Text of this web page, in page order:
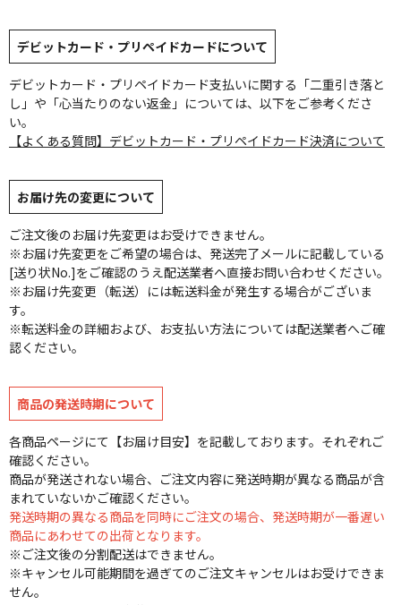
デビットカード・プリペイドカードについて
デビットカード・プリペイドカード支払いに関する「二重引き落と
し」や「心当たりのない返金」については、以下をご参考くださ
い。
【よくある質問】デビットカード・プリペイドカード決済について
お届け先の変更について
ご注文後のお届け先変更はお受けできません。
※お届け先変更をご希望の場合は、発送完了メールに記載している
[送り状No.]をご確認のうえ配送業者へ直接お問い合わせください。
※お届け先変更（転送）には転送料金が発生する場合がございま
す。
※転送料金の詳細および、お支払い方法については配送業者へご確
認ください。
商品の発送時期について
各商品ページにて【お届け目安】を記載しております。それぞれご
確認ください。
商品が発送されない場合、ご注文内容に発送時期が異なる商品が含
まれていないかご確認ください。
発送時期の異なる商品を同時にご注文の場合、発送時期が一番遅い
商品にあわせての出荷となります。
※ご注文後の分割配送はできません。
※キャンセル可能期間を過ぎてのご注文キャンセルはお受けできま
せん。